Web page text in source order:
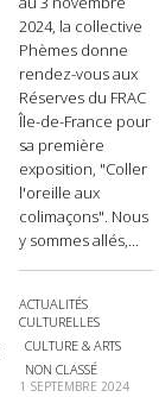
2024, la collective
Phèmes donne
rendez-vous aux
Réserves du FRAC
Île-de-France pour
sa première
exposition, "Coller
l'oreille aux
colimaçons". Nous
y sommes allés,...
ACTUALITÉS
CULTURELLES
CULTURE & ARTS
NON CLASSÉ
1 SEPTEMBRE 2024